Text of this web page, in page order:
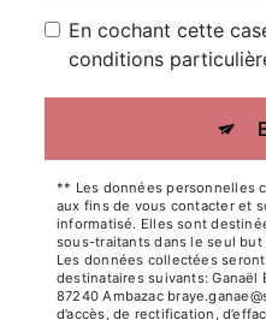
En cochant cette
conditions
** Les données personnelles
aux fins de vous contacter et
informatisé. Elles sont
sous-traitants dans le seul
Les données collectées
destinataires suivants: Ganaël
87240 Ambazac
d’accès, de rectification,